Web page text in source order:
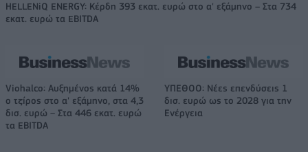
HELLENiQ ENERGY: Κέρδη 393 εκατ. ευρώ στο α' εξάμηνο – Στα 734
εκατ. ευρώ τα EBITDA
Viohalco: Αυξημένος κατά 14%
ο τζίρος στο α' εξάμηνο, στα 4,3
δισ. ευρώ – Στα 446 εκατ. ευρώ
τα EBITDA
ΥΠΕΘΟΟ: Νέες επενδύσεις 1
δισ. ευρώ ως το 2028 για την
Ενέργεια